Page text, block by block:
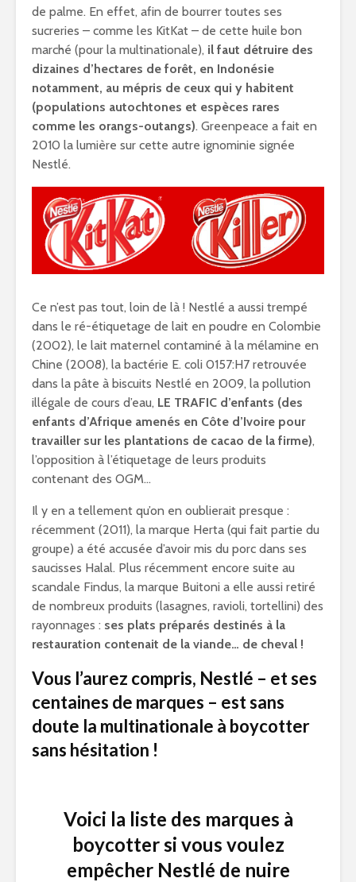
de palme. En effet, afin de bourrer toutes ses
sucreries – comme les KitKat – de cette huile bon
marché (pour la multinationale), il faut détruire des
dizaines d’hectares de forêt, en Indonésie
notamment, au mépris de ceux qui y habitent
(populations autochtones et espèces rares
comme les orangs-outangs). Greenpeace a fait en
2010 la lumière sur cette autre ignominie signée
Nestlé.
Ce n’est pas tout, loin de là ! Nestlé a aussi trempé
dans le ré-étiquetage de lait en poudre en Colombie
(2002), le lait maternel contaminé à la mélamine en
Chine (2008), la bactérie E. coli 0157:H7 retrouvée
dans la pâte à biscuits Nestlé en 2009, la pollution
illégale de cours d’eau, LE TRAFIC d’enfants (des
enfants d’Afrique amenés en Côte d’Ivoire pour
travailler sur les plantations de cacao de la firme),
l’opposition à l’étiquetage de leurs produits
contenant des OGM…
Il y en a tellement qu’on en oublierait presque :
récemment (2011), la marque Herta (qui fait partie du
groupe) a été accusée d’avoir mis du porc dans ses
saucisses Halal. Plus récemment encore suite au
scandale Findus, la marque Buitoni a elle aussi retiré
de nombreux produits (lasagnes, ravioli, tortellini) des
rayonnages : ses plats préparés destinés à la
restauration contenait de la viande… de cheval !
Vous l’aurez compris, Nestlé – et ses
centaines de marques – est sans
doute la multinationale à boycotter
sans hésitation !
Voici la liste des marques à
boycotter si vous voulez
empêcher Nestlé de nuire